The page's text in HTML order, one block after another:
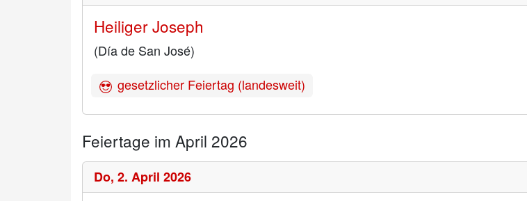
Heiliger Joseph
(Día de San José)
gesetzlicher Feiertag (landesweit)
Feiertage im April 2026
Do, 2. April 2026